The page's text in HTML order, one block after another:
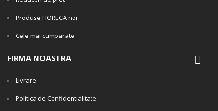
Produse HORECA noi
Cele mai cumparate
FIRMA NOASTRA
Livrare
Politica de Confidentialitate